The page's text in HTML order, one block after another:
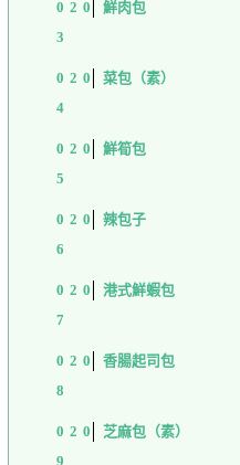
鮮肉包
菜包（素）
鮮筍包
辣包子
港式鮮蝦包
香腸起司包
芝麻包（素）